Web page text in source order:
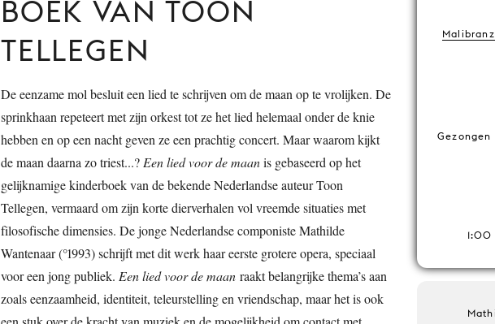
BOEK VAN TOON
TELLEGEN
De eenzame mol besluit een lied te schrijven om de maan op te vrolijken. De
sprinkhaan repeteert met zijn orkest tot ze het lied helemaal onder de knie
hebben en op een nacht geven ze een prachtig concert. Maar waarom kijkt
de maan daarna zo triest...? Een lied voor de maanis gebaseerd op het
gelijknamige kinderboek van de bekende Nederlandse auteur Toon
Tellegen, vermaard om zijn korte dierverhalen vol vreemde situaties met
filosofische dimensies. De jonge Nederlandse componiste Mathilde
Wantenaar (°1993) schrijft met dit werk haar eerste grotere opera, speciaal
voor een jong publiek. Een lied voor de maan raakt belangrijke thema’s aan
zoals eenzaamheid, identiteit, teleurstelling en vriendschap, maar het is ook
1:00